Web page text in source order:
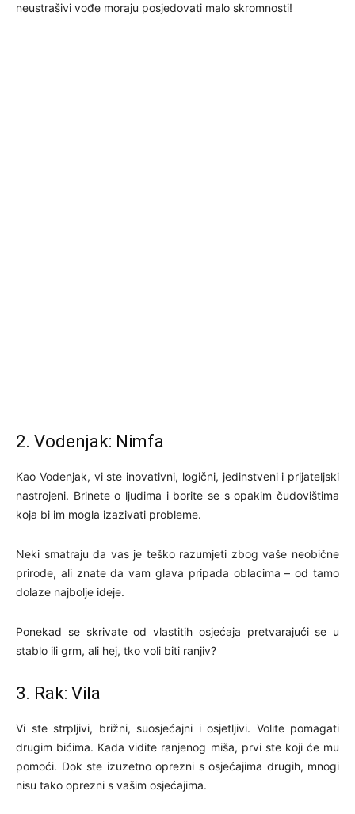
neustrašivi vođe moraju posjedovati malo skromnosti!
2. Vodenjak: Nimfa
Kao Vodenjak, vi ste inovativni, logični, jedinstveni i prijateljski
nastrojeni. Brinete o ljudima i borite se s opakim čudovištima
koja bi im mogla izazivati probleme.
Neki smatraju da vas je teško razumjeti zbog vaše neobične
prirode, ali znate da vam glava pripada oblacima – od tamo
dolaze najbolje ideje.
Ponekad se skrivate od vlastitih osjećaja pretvarajući se u
stablo ili grm, ali hej, tko voli biti ranjiv?
3. Rak: Vila
Vi ste strpljivi, brižni, suosjećajni i osjetljivi. Volite pomagati
drugim bićima. Kada vidite ranjenog miša, prvi ste koji će mu
pomoći. Dok ste izuzetno oprezni s osjećajima drugih, mnogi
nisu tako oprezni s vašim osjećajima.